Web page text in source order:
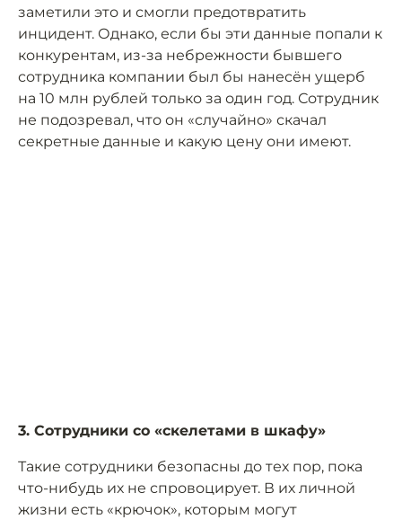
заметили это и смогли предотвратить
инцидент. Однако, если бы эти данные попали к
конкурентам, из-за небрежности бывшего
сотрудника компании был бы нанесён ущерб
на 10 млн рублей только за один год. Сотрудник
не подозревал, что он «случайно» скачал
секретные данные и какую цену они имеют.
3. Сотрудники со «скелетами в шкафу»
Такие сотрудники безопасны до тех пор, пока
что-нибудь их не спровоцирует. В их личной
жизни есть «крючок», которым могут